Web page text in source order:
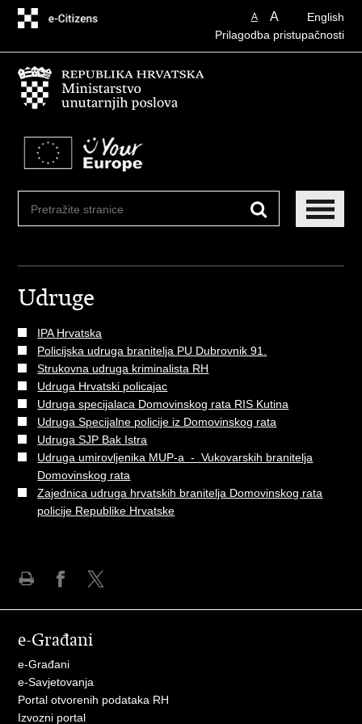
sadržaj
English
A A
Prilagodba pristupačnosti
Udruge
IPA Hrvatska
Policijska udruga branitelja PU Dubrovnik 91.
Strukovna udruga kriminalista RH
Udruga Hrvatski policajac
Udruga specijalaca Domovinskog rata RIS Kutina
Udruga Specijalne policije iz Domovinskog rata
Udruga SJP Bak Istra
Udruga umirovljenika MUP-a - Vukovarskih branitelja
Domovinskog rata
Zajednica udruga hrvatskih branitelja Domovinskog rata
policije Republike Hrvatske
stranicuna
Facebooku
na
X-
u
e-Građani
e-Građani
e-Savjetovanja
Portal otvorenih podataka RH
Izvozni portal